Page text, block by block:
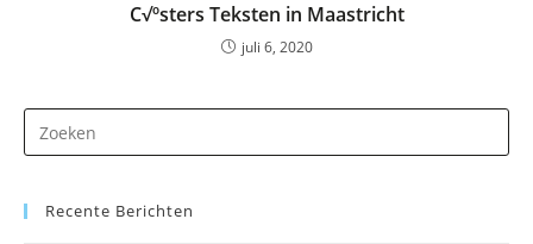
C√ºsters Teksten in Maastricht
juli 6, 2020
op
Recente Berichten